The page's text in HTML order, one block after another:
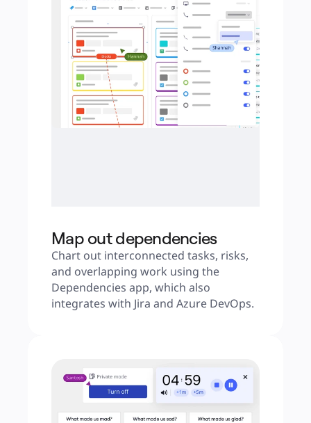
Map out dependencies
Chart out interconnected tasks, risks,
and overlapping work using the
Dependencies app, which also
integrates with Jira and Azure DevOps.